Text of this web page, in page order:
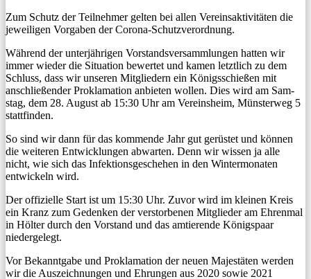
Zum Schutz der Teil­nehmer gel­ten bei allen Vere­in­sak­tiv­itäten die
jew­eili­gen Vor­gaben der Corona-Schutzverordnung.
Während der unter­jähri­gen Vor­standsver­samm­lun­gen hat­ten wir
immer wieder die Sit­u­a­tion bew­ertet und kamen let­ztlich zu dem
Schluss, dass wir unseren Mit­gliedern ein Königss­chießen mit
anschließen­der Prokla­ma­tion anbi­eten wollen. Dies wird am Sam­
stag, dem 28. August ab 15:30 Uhr am Vere­in­sheim, Mün­ster­weg 5
stattfinden.
So sind wir dann für das kom­mende Jahr gut gerüstet und kön­nen
die weit­eren Entwick­lun­gen abwarten. Denn wir wis­sen ja alle
nicht, wie sich das Infek­tion­s­geschehen in den Win­ter­monat­en
entwick­eln wird.
Der offizielle Start ist um 15:30 Uhr. Zuvor wird im kleinen Kreis
ein Kranz zum Gedenken der ver­stor­be­nen Mit­glieder am Ehren­mal
in Höl­ter durch den Vor­stand und das amtierende Königspaar
niedergelegt.
Vor Bekan­nt­gabe und Prokla­ma­tion der neuen Majestäten wer­den
wir die Ausze­ich­nun­gen und Ehrun­gen aus 2020 sowie 2021